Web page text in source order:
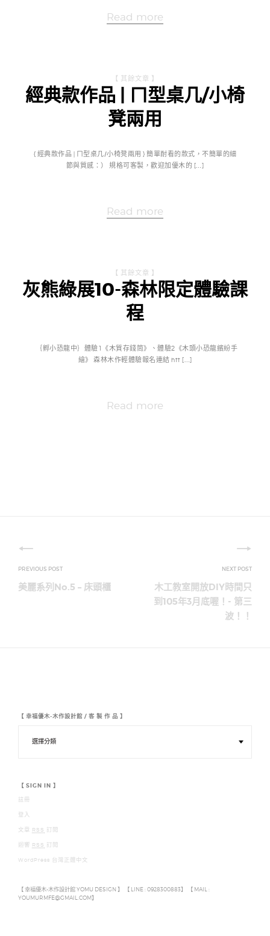
Read more
【 其餘文章 】
經典款作品 | ㄇ型桌几/小椅
凳兩用
{ 經典款作品 | ㄇ型桌几/小椅凳兩用 } 簡單耐看的款式，不簡單的細
節與質感：） 規格可客製，歡迎加優木的 […]
Read more
【 其餘文章 】
灰熊綠展10-森林限定體驗課
程
｛孵小恐龍中｝體驗1《木質存錢筒》、體驗2《木頭小恐龍繽紛手
繪》 森林木作輕體驗報名連結 htt […]
Read more
文
章美麗系列No.5 – 床頭櫃
木工教室開放DIY時間只
到105年3月底喔！- 第三
波！！
【 幸福優木-木作設計館 / 客 製 作 品 】
木
設
計
館
/
製
作
【 SIGN IN 】
註冊
登入
文章 RSS 訂閱
迴響 RSS 訂閱
WordPress 台灣正體中文
【 幸福優木-木作設計館 YOMU DESIGN 】 【 LINE : 0928300883】 【 MAIL :
YOUMURMFE@GMAIL.COM】